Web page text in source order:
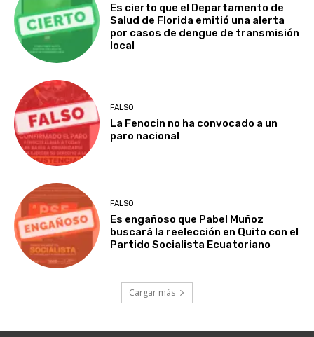
Es cierto que el Departamento de
Salud de Florida emitió una alerta
por casos de dengue de transmisión
local
FALSO
La Fenocin no ha convocado a un
paro nacional
FALSO
Es engañoso que Pabel Muñoz
buscará la reelección en Quito con el
Partido Socialista Ecuatoriano
Cargar más